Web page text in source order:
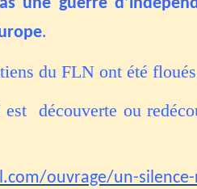
.
du FLN ont été
découverte ou
ouvrage/un-silence-